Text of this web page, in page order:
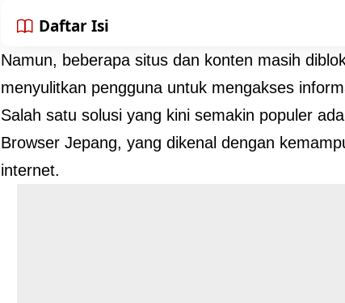
Daftar Isi
Namun, beberapa situs dan konten masih
menyulitkan pengguna untuk mengakses
Salah satu solusi yang kini semakin populer
Browser Jepang, yang dikenal dengan
internet.